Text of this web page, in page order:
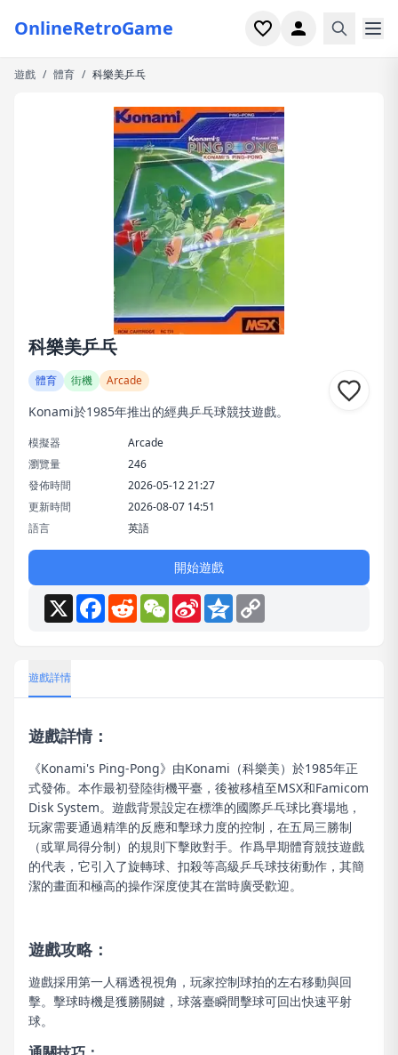
OnlineRetroGame
首頁
遊戲專題
最近玩過
遊戲 / 體育 / 科樂美乒乓
科樂美乒乓
體育 街機 Arcade
Konami於1985年推出的經典乒乓球競技遊戲。
模擬器
Arcade
瀏覽量
246
發佈時間
2026-05-12 21:27
更新時間
2026-08-07 14:51
語言
英語
開始遊戲
X Facebook
RedditWeChat
Sina
Weibo
Qzone
遊戲詳情
遊戲詳情：
《Konami's Ping-Pong》由Konami（科樂美）於1985年正
式發佈。本作最初登陸街機平臺，後被移植至MSX和Famicom
Disk System。遊戲背景設定在標準的國際乒乓球比賽場地，
玩家需要通過精準的反應和擊球力度的控制，在五局三勝制
（或單局得分制）的規則下擊敗對手。作爲早期體育競技遊戲
的代表，它引入了旋轉球、扣殺等高級乒乓球技術動作，其簡
潔的畫面和極高的操作深度使其在當時廣受歡迎。
遊戲攻略：
遊戲採用第一人稱透視視角，玩家控制球拍的左右移動與回
擊。擊球時機是獲勝關鍵，球落臺瞬間擊球可回出快速平射
球。